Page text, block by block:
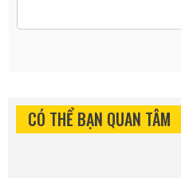
CÓ THỂ BẠN QUAN TÂM